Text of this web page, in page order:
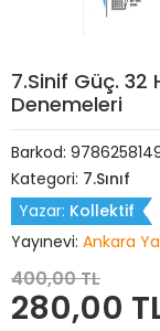
7.Sinif Güç.
Denemeleri
Barkod:
Kategori: 7.Sınıf
Yazar: Kollektif
Yayınevi: Ankara
400,00 TL
280,00